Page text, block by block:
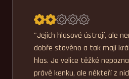
Průměrné hodnocení 2,0.
"Jejich hlasové ústrojí, ale
dobře stavěno a tak mají
hlas. Je velice těžké
právě kenku, ale někteří z